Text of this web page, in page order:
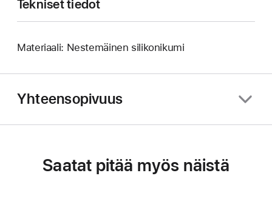
Tekniset tiedot
Materiaali: Nestemäinen silikonikumi
Yhteensopivuus
Saatat pitää myös näistä